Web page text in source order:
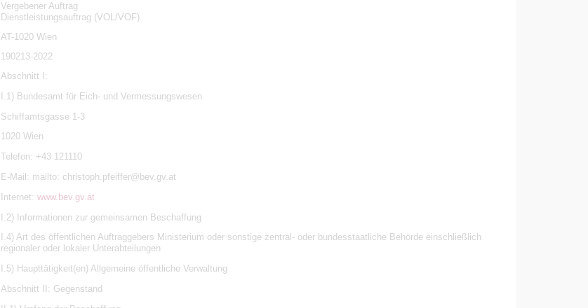
Vergebener Auftrag
Dienstleistungsauftrag (VOL/VOF)
AT-1020 Wien
190213-2022
Abschnitt I:
I.1) Bundesamt für Eich- und Vermessungswesen
Schiffamtsgasse 1-3
1020 Wien
Telefon: +43 121110
E-Mail: mailto: christoph.pfeiffer@bev.gv.at
Internet: www.bev.gv.at
I.2) Informationen zur gemeinsamen Beschaffung
I.4) Art des öffentlichen Auftraggebers Ministerium oder sonstige zentral- oder bundesstaatliche Behörde einschließlich
regionaler oder lokaler Unterabteilungen
I.5) Haupttätigkeit(en) Allgemeine öffentliche Verwaltung
Abschnitt II: Gegenstand